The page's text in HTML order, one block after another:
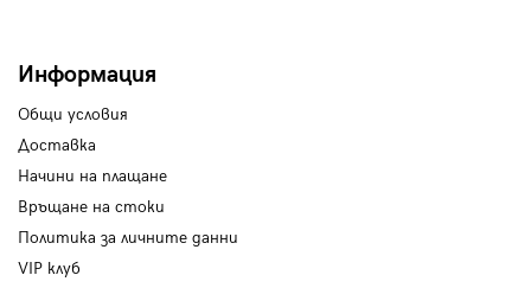
Информация
Общи условия
Доставка
Начини на плащане
Връщане на стоки
Политика за личните данни
VIP клуб